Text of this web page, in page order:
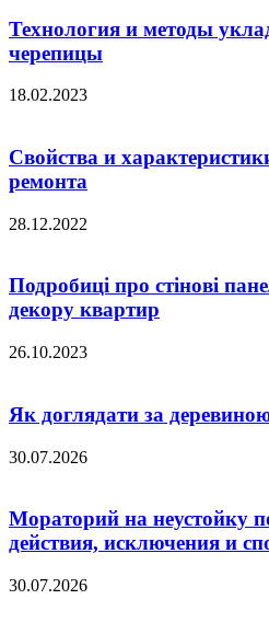
Технология и методы
черепицы
18.02.2023
Свойства и
ремонта
28.12.2022
Подробиці про стінові
декору квартир
26.10.2023
Як доглядати за
30.07.2026
Мораторий на неустойку
действия, исключения и
30.07.2026